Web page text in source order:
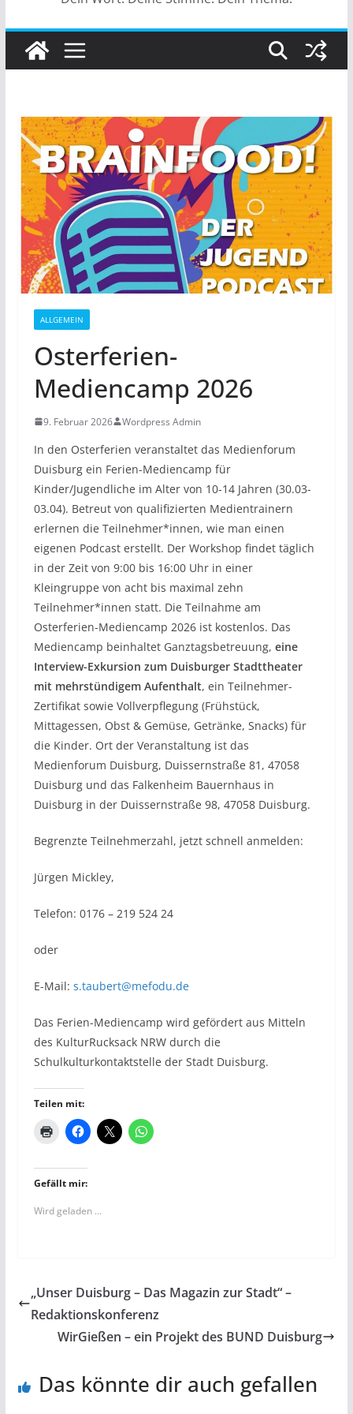
ALLGEMEIN
Osterferien-
Mediencamp 2026
9. Februar 2026 Wordpress Admin
In den Osterferien veranstaltet das Medienforum
Duisburg ein Ferien-Mediencamp für
Kinder/Jugendliche im Alter von 10-14 Jahren (30.03-
03.04). Betreut von qualifizierten Medientrainern
erlernen die Teilnehmer*innen, wie man einen
eigenen Podcast erstellt. Der Workshop findet täglich
in der Zeit von 9:00 bis 16:00 Uhr in einer
Kleingruppe von acht bis maximal zehn
Teilnehmer*innen statt. Die Teilnahme am
Osterferien-Mediencamp 2026 ist kostenlos. Das
Mediencamp beinhaltet Ganztagsbetreuung, eine
Interview-Exkursion zum Duisburger Stadttheater
mit mehrstündigem Aufenthalt, ein Teilnehmer-
Zertifikat sowie Vollverpflegung (Frühstück,
Mittagessen, Obst & Gemüse, Getränke, Snacks) für
die Kinder. Ort der Veranstaltung ist das
Medienforum Duisburg, Duissernstraße 81, 47058
Duisburg und das Falkenheim Bauernhaus in
Duisburg in der Duissernstraße 98, 47058 Duisburg.
Begrenzte Teilnehmerzahl, jetzt schnell anmelden:
Jürgen Mickley,
Telefon: 0176 – 219 524 24
oder
E-Mail: s.taubert@mefodu.de
Das Ferien-Mediencamp wird gefördert aus Mitteln
des KulturRucksack NRW durch die
Schulkulturkontaktstelle der Stadt Duisburg.
Teilen mit:
Gefällt mir:
Wird geladen …
„Unser Duisburg – Das Magazin zur Stadt“ –
Redaktionskonferenz
WirGießen – ein Projekt des BUND Duisburg
Das könnte dir auch gefallen